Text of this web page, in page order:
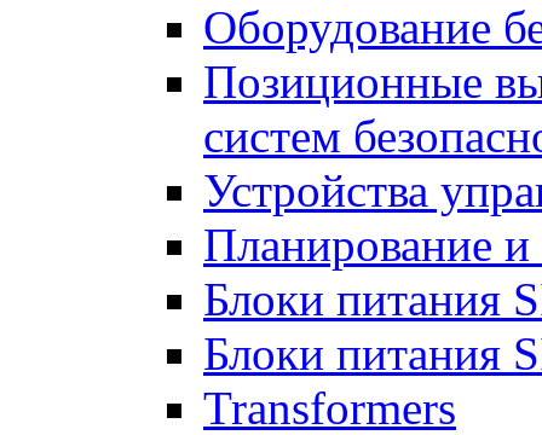
Оборудование
Позиционные
систем
Устройства
Планирование
Блоки питания
Блоки питания
Transformers